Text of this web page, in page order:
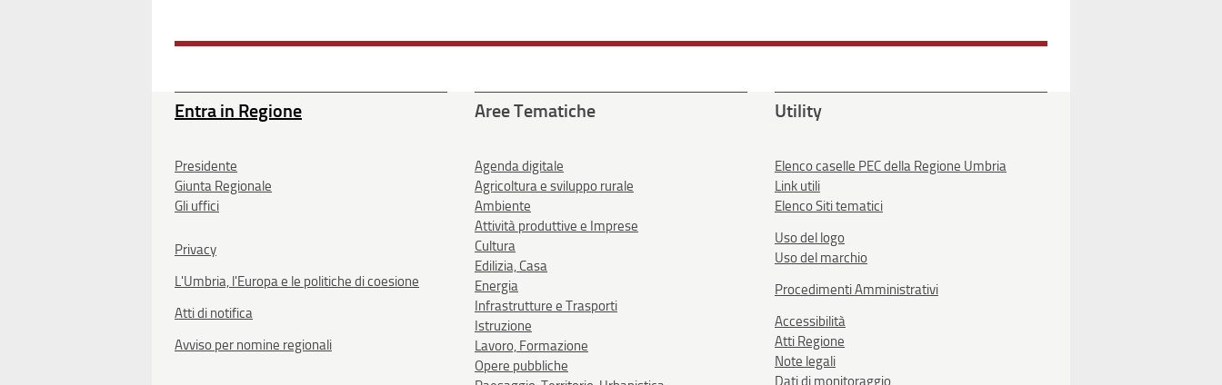
Entra in Regione
Presidente
Giunta Regionale
Gli uffici
Privacy
L'Umbria, l'Europa e le politiche di coesione
Atti di notifica
Avviso per nomine regionali
Aree Tematiche
Agenda digitale
Agricoltura e sviluppo rurale
Ambiente
Attività produttive e Imprese
Cultura
Edilizia, Casa
Energia
Infrastrutture e Trasporti
Istruzione
Lavoro, Formazione
Opere pubbliche
Utility
Elenco caselle PEC della Regione Umbria
Link utili
Elenco Siti tematici
Uso del logo
Uso del marchio
Procedimenti Amministrativi
Accessibilità
Atti Regione
Note legali
Dati di monitoraggio